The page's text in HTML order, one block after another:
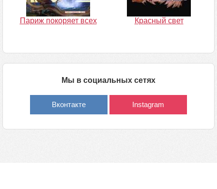
Париж покоряет всех Красный свет
Мы в социальных сетях
Вконтакте Instagram